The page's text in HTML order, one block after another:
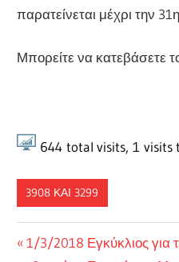
παρατείνεται μέχρι την
Μπορείτε να κατεβάσετε
644 total visits, 1 visits
3908 ΚΑΙ 3299
Πλοήγηση
Previous
1/3/2018 Εγκύκλιος για